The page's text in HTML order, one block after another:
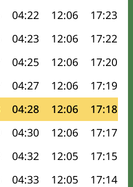
04:22 12:06 17:23
04:23 12:06 17:22
04:25 12:06 17:20
04:27 12:06 17:19
04:28 12:06 17:18
04:30 12:06 17:17
04:32 12:05 17:15
04:33 12:05 17:14